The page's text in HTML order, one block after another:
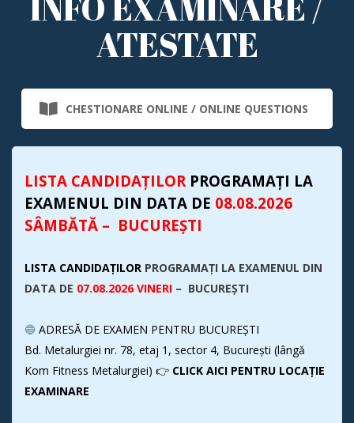
ATESTATE
CHESTIONARE ONLINE / ONLINE QUESTIONS
LISTA CANDIDAȚILOR PROGRAMAȚI LA
EXAMENUL DIN DATA DE 08.08.2026
SÂMBĂTĂ – BUCUREȘTI
LISTA CANDIDAȚILOR PROGRAMAȚI LA EXAMENUL DIN
DATA DE 07.08.2026 VINERI – BUCUREȘTI
🔵 ADRESĂ DE EXAMEN PENTRU BUCUREȘTI
Bd. Metalurgiei nr. 78, etaj 1, sector 4, București (lângă
Kom Fitness Metalurgiei) 👉 CLICK AICI PENTRU LOCAȚIE
EXAMINARE